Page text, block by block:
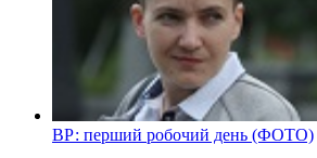
ВР: перший робочий день (ФОТО)